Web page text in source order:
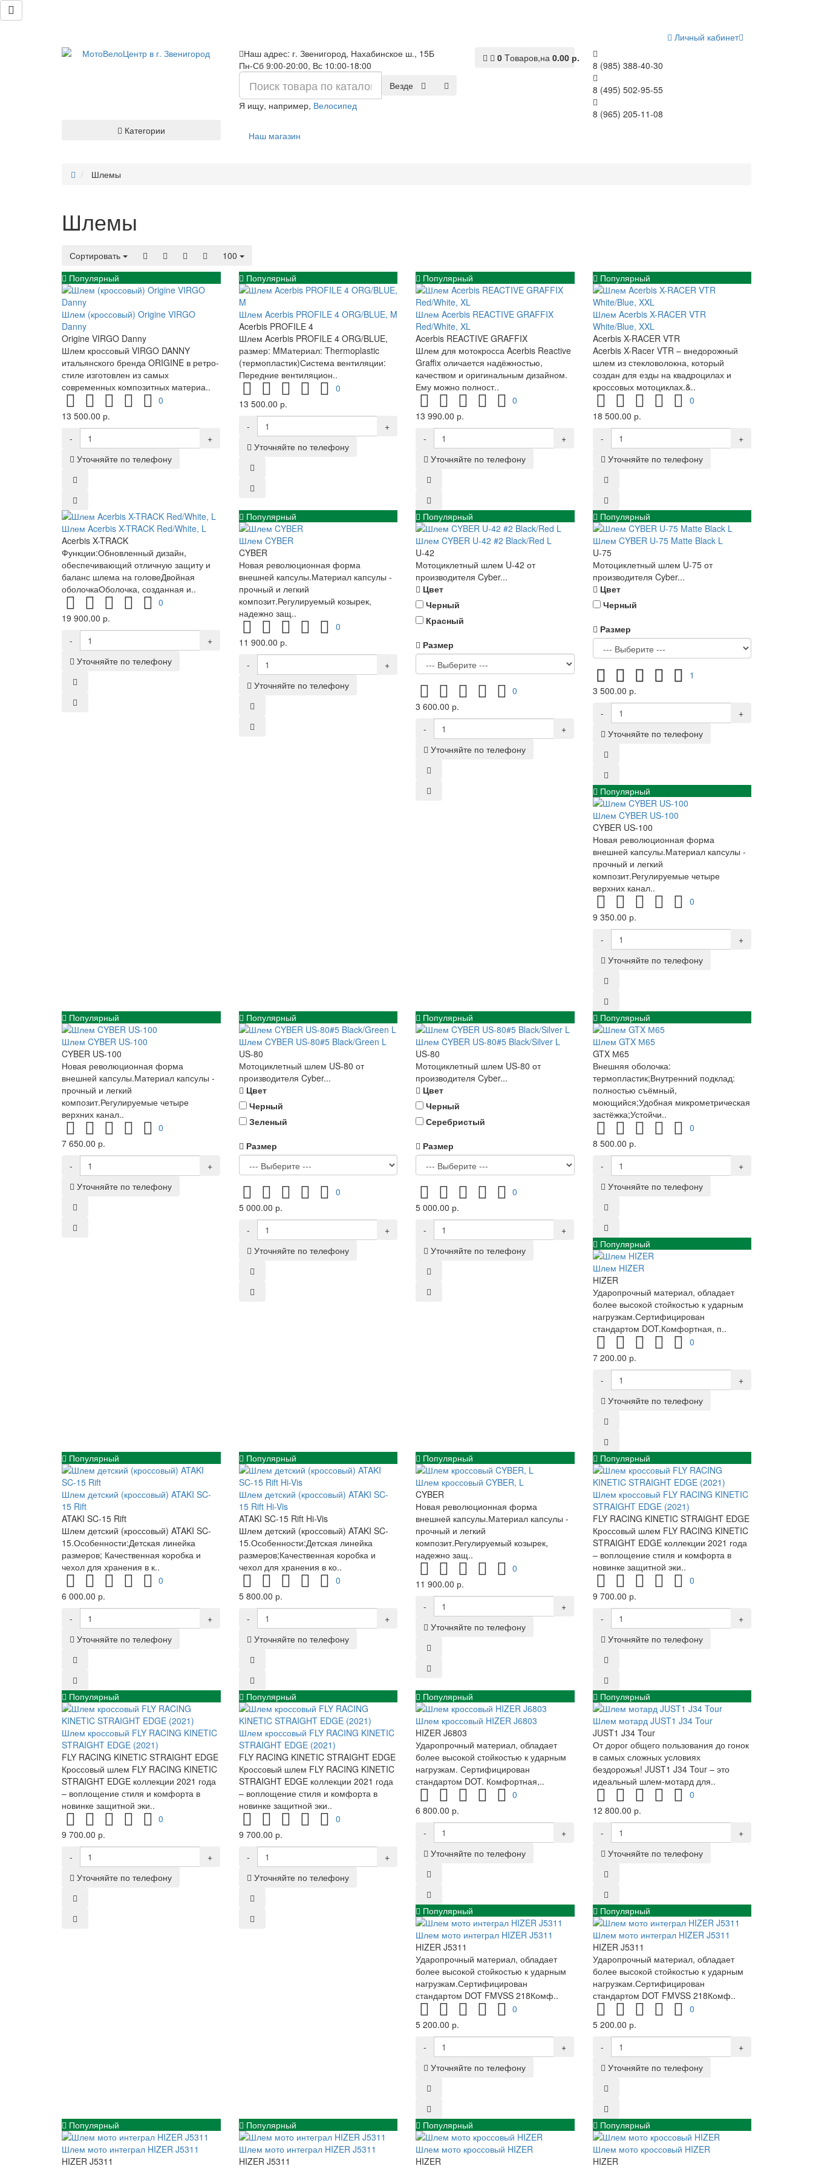
Личный кабинет
0 Tоваров,на 0.00 р.
Наш адрес: г. Звенигород, Нахабинское ш., 15Б
Пн-Сб 9:00-20:00, Вс 10:00-18:00
Везде
Я ищу, например, Велосипед
8 (985) 388-40-30
8 (495) 502-95-55
8 (965) 205-11-08
Категории
Наш магазин
Шлемы
Шлемы
Сортировать
100
Популярный
Шлем (кроссовый) Origine VIRGO
Danny
Origine VIRGO Danny
Шлем кроссовый VIRGO DANNY
итальянского бренда ORIGINE в ретро-
стиле изготовлен из самых
современных композитных материа..
0
13 500.00 р.
-
+
Уточняйте по телефону
Популярный
Шлем Acerbis PROFILE 4 ORG/BLUE, M
Acerbis PROFILE 4
Шлем Acerbis PROFILE 4 ORG/BLUE,
размер: MМатериал: Thermoplastic
(термопластик)Система вентиляции:
Передние вентиляцион..
0
13 500.00 р.
-
+
Уточняйте по телефону
Популярный
Шлем Acerbis REACTIVE GRAFFIX
Red/White, XL
Acerbis REACTIVE GRAFFIX
Шлем для мотокросса Acerbis Reactive
Graffix оличается надёжностью,
качеством и оригинальным дизайном.
Ему можно полност..
0
13 990.00 р.
-
+
Уточняйте по телефону
Популярный
Шлем Acerbis X-RACER VTR
White/Blue, XXL
Acerbis X-RACER VTR
Acerbis X-Racer VTR – внедорожный
шлем из стекловолокна, который
создан для езды на квадроцилах и
кроссовых мотоциклах.&..
0
18 500.00 р.
-
+
Уточняйте по телефону
Шлем Acerbis X-TRACK Red/White, L
Acerbis X-TRACK
Функции:Обновленный дизайн,
обеспечивающий отличную защиту и
баланс шлема на головеДвойная
оболочкаОболочка, созданная и..
0
19 900.00 р.
-
+
Уточняйте по телефону
Популярный
Шлем CYBER
CYBER
Новая революционная форма
внешней капсулы.Материал капсулы -
прочный и легкий
композит.Регулируемый козырек,
надежно защ..
0
11 900.00 р.
-
+
Уточняйте по телефону
Популярный
Шлем CYBER U-42 #2 Black/Red L
U-42
Мотоциклетный шлем U-42 от
производителя Cyber...
Цвет
Черный
Красный
Размер
0
3 600.00 р.
-
+
Уточняйте по телефону
Популярный
Шлем CYBER U-75 Matte Black L
U-75
Мотоциклетный шлем U-75 от
производителя Cyber...
Цвет
Черный
Размер
1
3 500.00 р.
-
+
Уточняйте по телефону
Популярный
Шлем CYBER US-100
CYBER US-100
Новая революционная форма
внешней капсулы.Материал капсулы -
прочный и легкий
композит.Регулируемые четыре
верхних канал..
0
9 350.00 р.
-
+
Уточняйте по телефону
Популярный
Шлем CYBER US-100
CYBER US-100
Новая революционная форма
внешней капсулы.Материал капсулы -
прочный и легкий
композит.Регулируемые четыре
верхних канал..
0
7 650.00 р.
-
+
Уточняйте по телефону
Популярный
Шлем CYBER US-80#5 Black/Green L
US-80
Мотоциклетный шлем US-80 от
производителя Cyber...
Цвет
Черный
Зеленый
Размер
0
5 000.00 р.
-
+
Уточняйте по телефону
Популярный
Шлем CYBER US-80#5 Black/Silver L
US-80
Мотоциклетный шлем US-80 от
производителя Cyber...
Цвет
Черный
Серебристый
Размер
0
5 000.00 р.
-
+
Уточняйте по телефону
Популярный
Шлем GTX М65
GTX М65
Внешняя оболочка:
термопластик;Внутренний подклад:
полностью съёмный,
моющийся;Удобная микрометрическая
застёжка;Устойчи..
0
8 500.00 р.
-
+
Уточняйте по телефону
Популярный
Шлем HIZER
HIZER
Ударопрочный материал, обладает
более высокой стойкостью к ударным
нагрузкам.Сертифицирован
стандартом DOT.Комфортная, п..
0
7 200.00 р.
-
+
Уточняйте по телефону
Популярный
Шлем детский (кроссовый) ATAKI SC-
15 Rift
ATAKI SC-15 Rift
Шлем детский (кроссовый) ATAKI SC-
15.Особенности:Детская линейка
размеров; Качественная коробка и
чехол для хранения в к..
0
6 000.00 р.
-
+
Уточняйте по телефону
Популярный
Шлем детский (кроссовый) ATAKI SC-
15 Rift Hi-Vis
ATAKI SC-15 Rift Hi-Vis
Шлем детский (кроссовый) ATAKI SC-
15.Особенности:Детская линейка
размеров;Качественная коробка и
чехол для хранения в ко..
0
5 800.00 р.
-
+
Уточняйте по телефону
Популярный
Шлем кроссовый CYBER, L
CYBER
Новая революционная форма
внешней капсулы.Материал капсулы -
прочный и легкий
композит.Регулируемый козырек,
надежно защ..
0
11 900.00 р.
-
+
Уточняйте по телефону
Популярный
Шлем кроссовый FLY RACING KINETIC
STRAIGHT EDGE (2021)
FLY RACING KINETIC STRAIGHT EDGE
Кроссовый шлем FLY RACING KINETIC
STRAIGHT EDGE коллекции 2021 года
– воплощение стиля и комфорта в
новинке защитной эки..
0
9 700.00 р.
-
+
Уточняйте по телефону
Популярный
Шлем кроссовый FLY RACING KINETIC
STRAIGHT EDGE (2021)
FLY RACING KINETIC STRAIGHT EDGE
Кроссовый шлем FLY RACING KINETIC
STRAIGHT EDGE коллекции 2021 года
– воплощение стиля и комфорта в
новинке защитной эки..
0
9 700.00 р.
-
+
Уточняйте по телефону
Популярный
Шлем кроссовый FLY RACING KINETIC
STRAIGHT EDGE (2021)
FLY RACING KINETIC STRAIGHT EDGE
Кроссовый шлем FLY RACING KINETIC
STRAIGHT EDGE коллекции 2021 года
– воплощение стиля и комфорта в
новинке защитной эки..
0
9 700.00 р.
-
+
Уточняйте по телефону
Популярный
Шлем кроссовый HIZER J6803
HIZER J6803
Ударопрочный материал, обладает
более высокой стойкостью к ударным
нагрузкам. Сертифицирован
стандартом DOT. Комфортная,..
0
6 800.00 р.
-
+
Уточняйте по телефону
Популярный
Шлем мотард JUST1 J34 Tour
JUST1 J34 Tour
От дорог общего пользования до гонок
в самых сложных условиях
бездорожья! JUST1 J34 Tour – это
идеальный шлем-мотард для..
0
12 800.00 р.
-
+
Уточняйте по телефону
Популярный
Шлем мото интеграл HIZER J5311
HIZER J5311
Ударопрочный материал, обладает
более высокой стойкостью к ударным
нагрузкам.Сертифицирован
стандартом DOT FMVSS 218Комф..
0
5 200.00 р.
-
+
Уточняйте по телефону
Популярный
Шлем мото интеграл HIZER J5311
HIZER J5311
Ударопрочный материал, обладает
более высокой стойкостью к ударным
нагрузкам.Сертифицирован
стандартом DOT FMVSS 218Комф..
0
5 200.00 р.
-
+
Уточняйте по телефону
Популярный
Шлем мото интеграл HIZER J5311
HIZER J5311
Популярный
Шлем мото интеграл HIZER J5311
HIZER J5311
Популярный
Шлем мото кроссовый HIZER
HIZER
Популярный
Шлем мото кроссовый HIZER
HIZER